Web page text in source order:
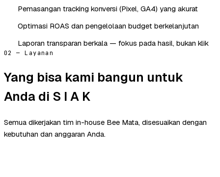
Pemasangan tracking konversi (Pixel, GA4) yang akurat
Optimasi ROAS dan pengelolaan budget berkelanjutan
Laporan transparan berkala — fokus pada hasil, bukan klik
02 — Layanan
Yang bisa kami bangun untuk
Anda di S I A K
Semua dikerjakan tim in-house Bee Mata, disesuaikan dengan
kebutuhan dan anggaran Anda.